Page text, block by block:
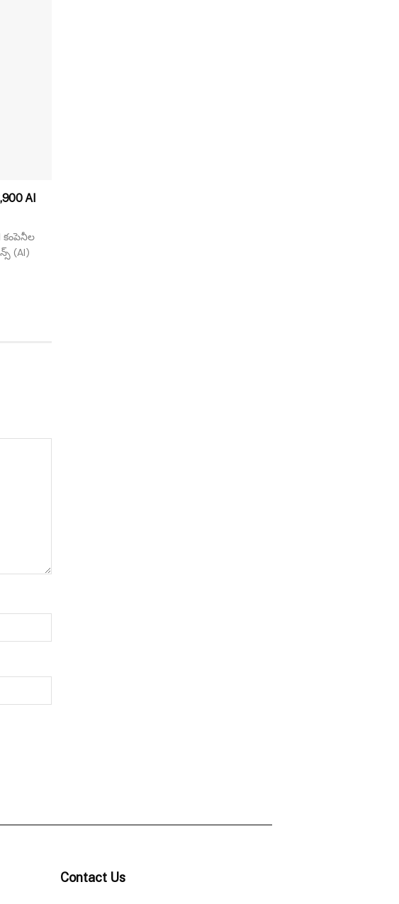
AI
కంపెనీల
(AI)
Contact Us